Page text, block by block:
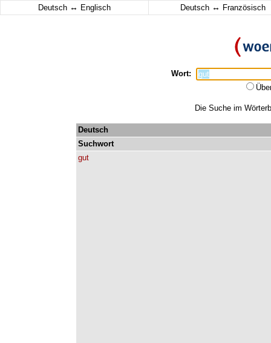
Deutsch ↔ Englisch Deutsch ↔ Französisch
Wort:
Die Suche im
Deutsch
Suchwort
gut